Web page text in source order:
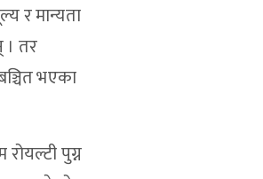
र मान्यता
। तर
भएका
पुग्न